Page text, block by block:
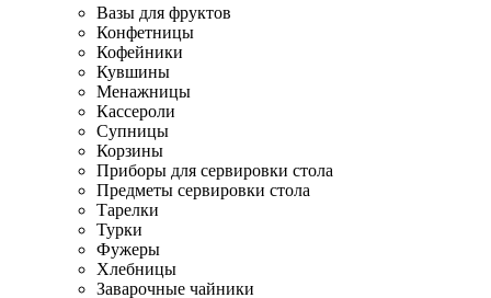
Вазы для фруктов
Конфетницы
Кофейники
Кувшины
Менажницы
Кассероли
Супницы
Корзины
Приборы для сервировки стола
Предметы сервировки стола
Тарелки
Турки
Фужеры
Хлебницы
Заварочные чайники